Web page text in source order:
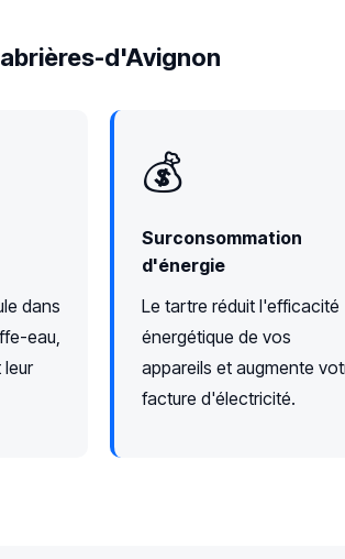
d'Avignon
dans
eau,
💰
Surconsommation
d'énergie
Le tartre réduit l'efficacité
énergétique de vos
appareils et augmente
facture d'électricité.